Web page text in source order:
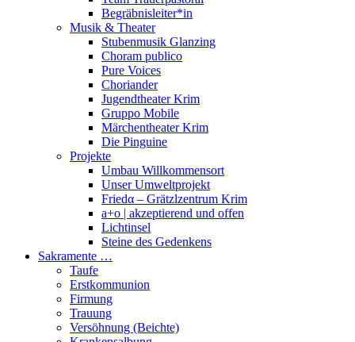
Begräbnisleiter*in
Musik & Theater
Stubenmusik Glanzing
Choram publico
Pure Voices
Choriander
Jugendtheater Krim
Gruppo Mobile
Märchentheater Krim
Die Pinguine
Projekte
Umbau Willkommensort
Unser Umweltprojekt
Friedα – Grätzlzentrum Krim
a+o | akzeptierend und offen
Lichtinsel
Steine des Gedenkens
Sakramente …
Taufe
Erstkommunion
Firmung
Trauung
Versöhnung (Beichte)